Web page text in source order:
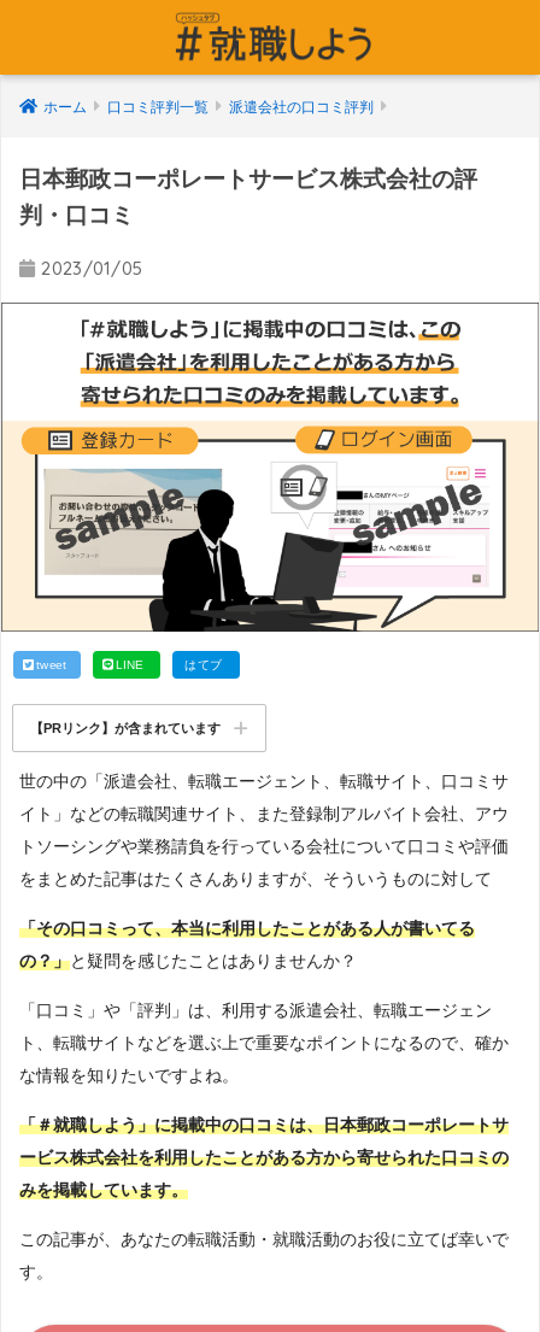
ホーム 口コミ評判一覧 派遣会社の口コミ評判
日本郵政コーポレートサービス株式会社の評
判・口コミ
2023/01/05
tweet LINE はてブ
【PRリンク】が含まれています
世の中の「派遣会社、転職エージェント、転職サイト、口コミサ
イト」などの転職関連サイト、また登録制アルバイト会社、アウ
トソーシングや業務請負を行っている会社について口コミや評価
をまとめた記事はたくさんありますが、そういうものに対して
「その口コミって、本当に利用したことがある人が書いてる
の？」と疑問を感じたことはありませんか？
「口コミ」や「評判」は、利用する派遣会社、転職エージェン
ト、転職サイトなどを選ぶ上で重要なポイントになるので、確か
な情報を知りたいですよね。
「＃就職しよう」に掲載中の口コミは、日本郵政コーポレートサ
ービス株式会社を利用したことがある方から寄せられた口コミの
みを掲載しています。
この記事が、あなたの転職活動・就職活動のお役に立てば幸いで
す。